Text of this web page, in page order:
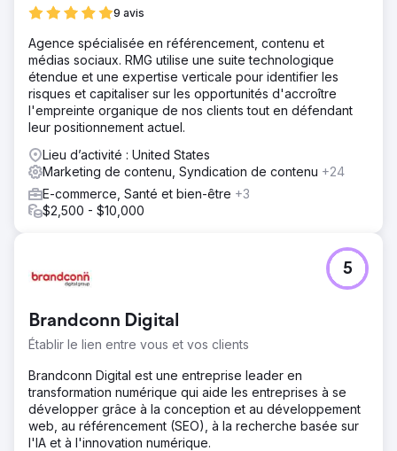
9 avis
Agence spécialisée en référencement, contenu et
médias sociaux. RMG utilise une suite technologique
étendue et une expertise verticale pour identifier les
risques et capitaliser sur les opportunités d'accroître
l'empreinte organique de nos clients tout en défendant
leur positionnement actuel.
Lieu d’activité : United States
Marketing de contenu, Syndication de contenu +24
E-commerce, Santé et bien-être +3
$2,500 - $10,000
Brandconn Digital
Établir le lien entre vous et vos clients
5
Brandconn Digital est une entreprise leader en
transformation numérique qui aide les entreprises à se
développer grâce à la conception et au développement
web, au référencement (SEO), à la recherche basée sur
l'IA et à l'innovation numérique.